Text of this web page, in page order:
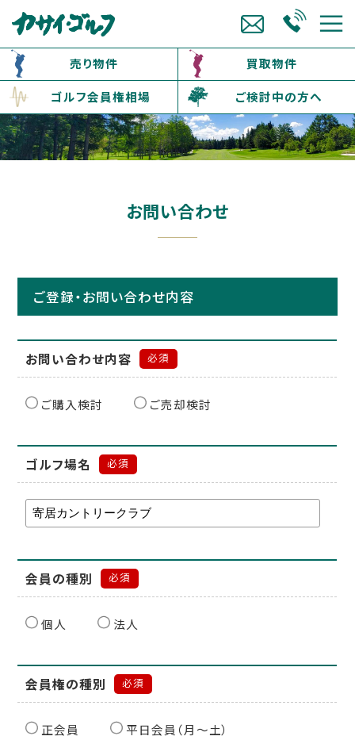
売り物件
買取物件
ゴルフ会員権相場
ご検討中の方へ
お問い合わせ
ご登録・お問い合わせ内容
お問い合わせ内容 必須
ご購入検討 ご売却検討
ゴルフ場名 必須
会員の種別 必須
個人 法人
会員権の種別 必須
正会員
平日会員（月〜土）